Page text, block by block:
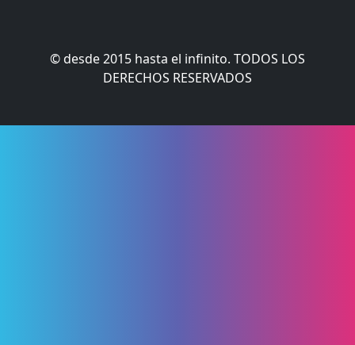
© desde 2015 hasta el infinito. TODOS LOS
DERECHOS RESERVADOS